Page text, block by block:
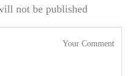
not be published.